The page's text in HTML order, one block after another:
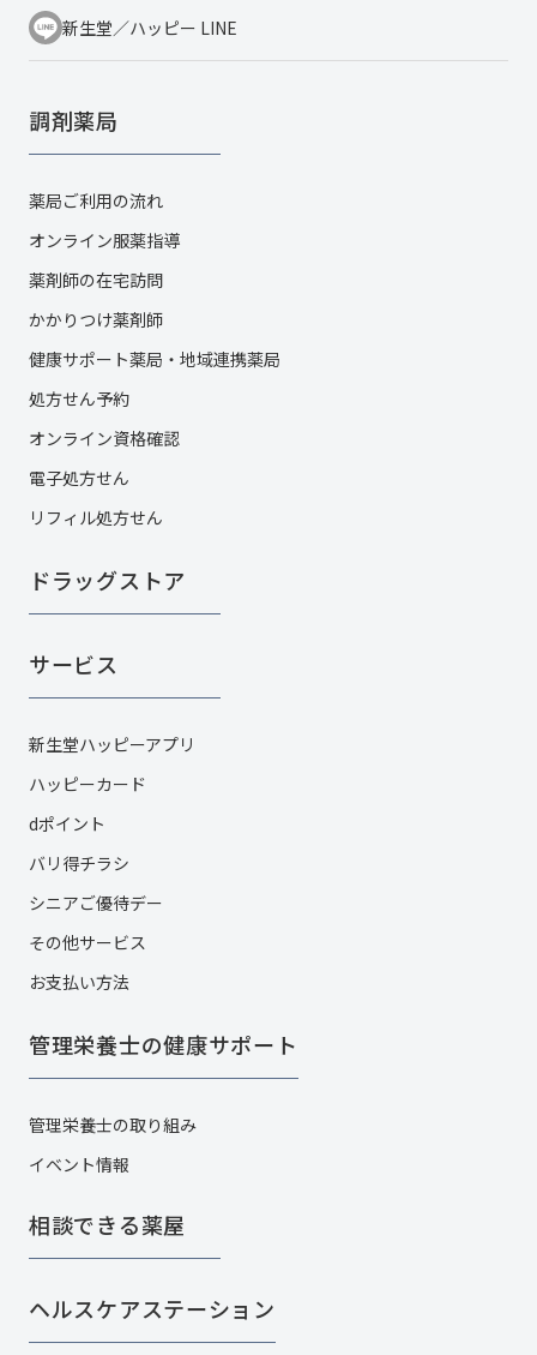
新生堂／ハッピー LINE
調剤薬局
薬局ご利用の流れ
オンライン服薬指導
薬剤師の在宅訪問
かかりつけ薬剤師
健康サポート薬局・地域連携薬局
処方せん予約
オンライン資格確認
電子処方せん
リフィル処方せん
ドラッグストア
サービス
新生堂ハッピーアプリ
ハッピーカード​
dポイント
バリ得チラシ
シニアご優待デー
その他サービス​
お支払い方法
管理栄養士の健康サポート
管理栄養士の取り組み
イベント情報
相談できる薬屋
ヘルスケアステーション